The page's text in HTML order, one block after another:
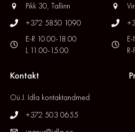
Pikk 30, Tallinn
+372 5850 1090
E-R 10.00-18.00
L 11.00-15.00
Kontakt
Oü J. Idla kontaktandmed
+372 503 0655